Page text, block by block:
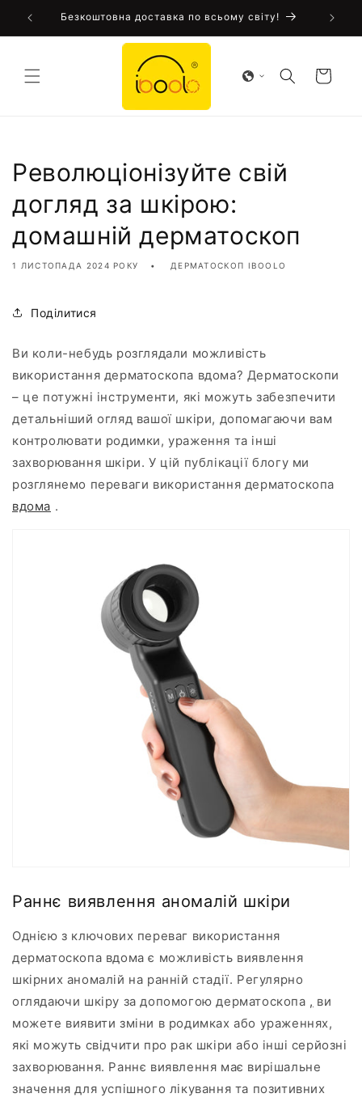
до
змісту
Безкоштовна доставка по всьому світу!
Кошик
Революціонізуйте свій
догляд за шкірою:
домашній дерматоскоп
1 ЛИСТОПАДА 2024 РОКУ ДЕРМАТОСКОП IBOOLO
Поділитися
Ви коли-небудь розглядали можливість
використання дерматоскопа вдома? Дерматоскопи
– це потужні інструменти, які можуть забезпечити
детальніший огляд вашої шкіри, допомагаючи вам
контролювати родимки, ураження та інші
захворювання шкіри. У цій публікації блогу ми
розглянемо переваги використання дерматоскопа
вдома .
Раннє виявлення аномалій шкіри
Однією з ключових переваг використання
дерматоскопа вдома є можливість виявлення
шкірних аномалій на ранній стадії. Регулярно
оглядаючи шкіру за допомогою дерматоскопа , ви
можете виявити зміни в родимках або ураженнях,
які можуть свідчити про рак шкіри або інші серйозні
захворювання. Раннє виявлення має вирішальне
значення для успішного лікування та позитивних